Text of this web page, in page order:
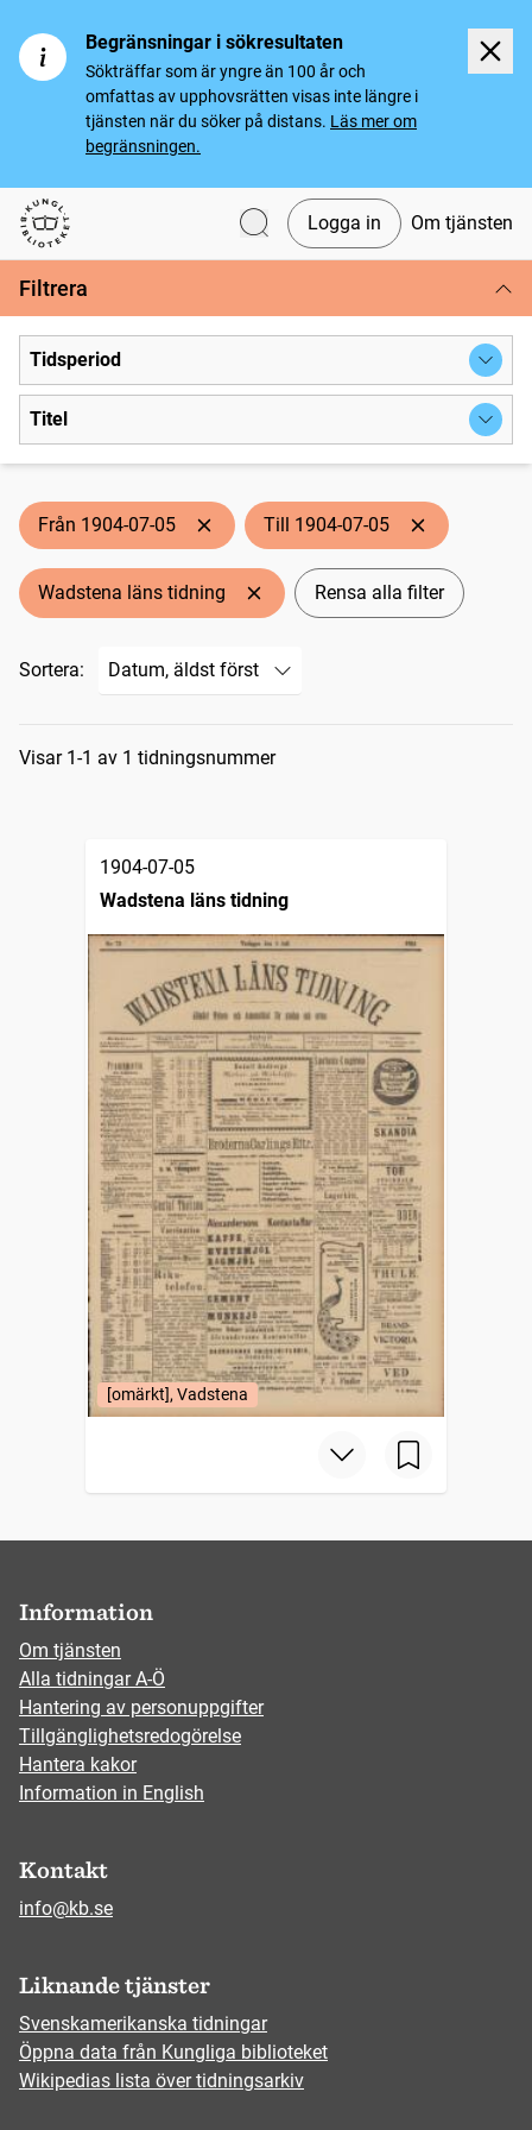
Begränsningar i sökresultaten
Sökträffar som är yngre än 100 år och
omfattas av upphovsrätten visas inte längre i
tjänsten när du söker på distans. Läs mer om
begränsningen.
Svenska tidningar
Logga in Om tjänsten
Filtrera
Tidsperiod
Titel
Från 1904-07-05 Till 1904-07-05
Wadstena läns tidning Rensa alla filter
Sortera:
Sökresultat
Visar 1-1 av 1 tidningsnummer
1904-07-05
Wadstena läns tidning
[omärkt], Vadstena
Information
Om tjänsten
Alla tidningar A-Ö
Hantering av personuppgifter
Tillgänglighetsredogörelse
Hantera kakor
Information in English
Kontakt
info@kb.se
Liknande tjänster
Svenskamerikanska tidningar
Öppna data från Kungliga biblioteket
Wikipedias lista över tidningsarkiv